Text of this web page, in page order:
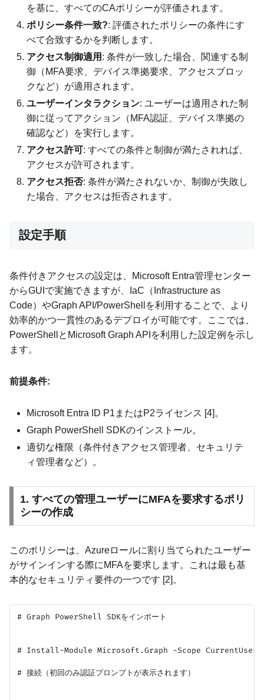
を基に、すべてのCAポリシーが評価されます。
ポリシー条件一致?: 評価されたポリシーの条件にす
べて合致するかを判断します。
アクセス制御適用 : 条件が一致した場合、関連する制
御（MFA要求、デバイス準拠要求、アクセスブロッ
クなど）が適用されます。
ユーザーインタラクション: ユーザーは適用された制
御に従ってアクション（MFA認証、デバイス準拠の
確認など）を実行します。
アクセス許可: すべての条件と制御が満たされれば、
アクセスが許可されます。
アクセス拒否: 条件が満たされないか、制御が失敗し
た場合、アクセスは拒否されます。
設定手順
条件付きアクセスの設定は、Microsoft Entra管理センター
からGUIで実施できますが、IaC（Infrastructure as
Code）やGraph API/PowerShellを利用することで、より
効率的かつ一貫性のあるデプロイが可能です。ここでは、
PowerShellとMicrosoft Graph APIを利用した設定例を示し
ます。
前提条件:
Microsoft Entra ID P1またはP2ライセンス [4]。
Graph PowerShell SDKのインストール。
適切な権限（条件付きアクセス管理者、セキュリテ
ィ管理者など）。
1. すべての管理ユーザーにMFAを要求するポリ
シーの作成
このポリシーは、Azureロールに割り当てられたユーザー
がサインインする際にMFAを要求します。これは最も基
本的なセキュリティ要件の一つです [2]。
# Graph PowerShell SDKをインポート
# Install-Module Microsoft.Graph -Scope CurrentUser
# 接続（初回のみ認証プロンプトが表示されます）